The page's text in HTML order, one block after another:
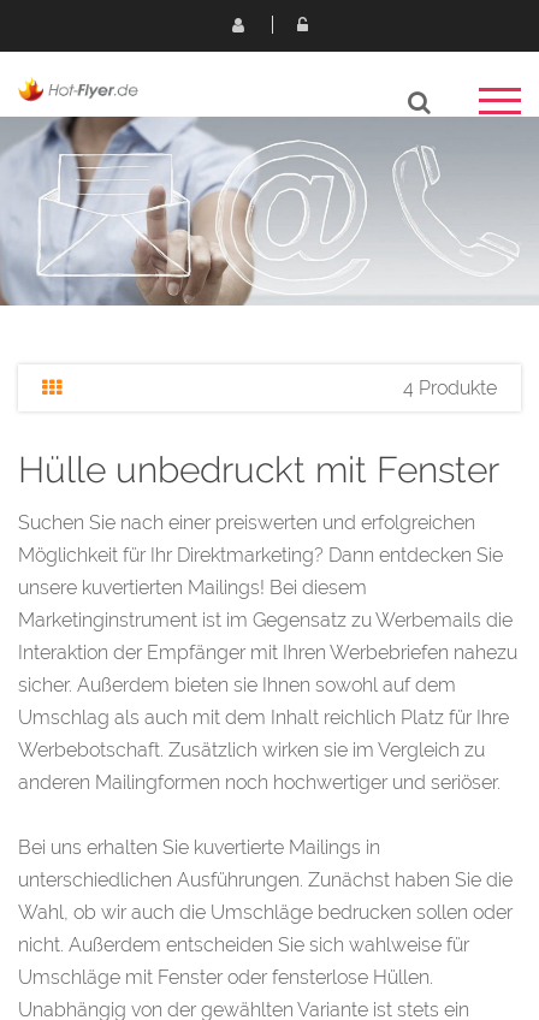
4 Produkte
Hülle unbedruckt mit Fenster
Suchen Sie nach einer preiswerten und erfolgreichen
Möglichkeit für Ihr Direktmarketing? Dann entdecken Sie
unsere kuvertierten Mailings! Bei diesem
Marketinginstrument ist im Gegensatz zu Werbemails die
Interaktion der Empfänger mit Ihren Werbebriefen nahezu
sicher. Außerdem bieten sie Ihnen sowohl auf dem
Umschlag als auch mit dem Inhalt reichlich Platz für Ihre
Werbebotschaft. Zusätzlich wirken sie im Vergleich zu
anderen Mailingformen noch hochwertiger und seriöser.
Bei uns erhalten Sie kuvertierte Mailings in
unterschiedlichen Ausführungen. Zunächst haben Sie die
Wahl, ob wir auch die Umschläge bedrucken sollen oder
nicht. Außerdem entscheiden Sie sich wahlweise für
Umschläge mit Fenster oder fensterlose Hüllen.
Unabhängig von der gewählten Variante ist stets ein